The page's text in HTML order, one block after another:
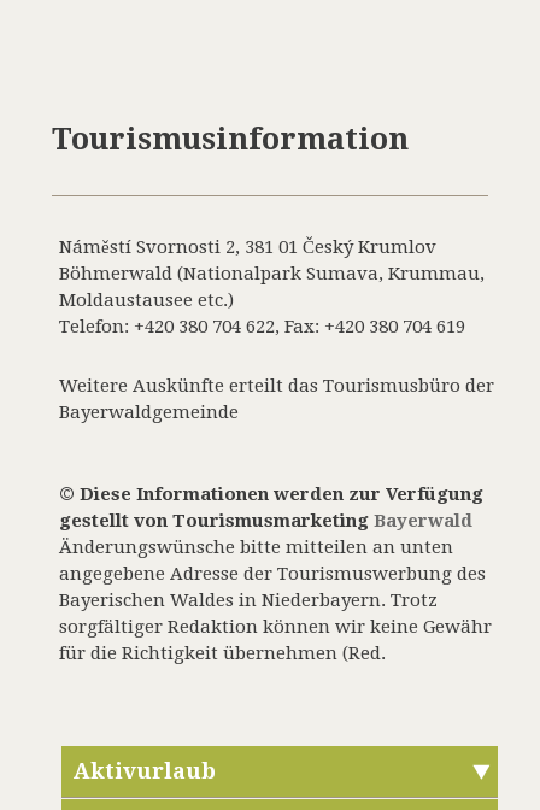
Tourismusinformation
Náměstí Svornosti 2, 381 01 Český Krumlov
Böhmerwald (Nationalpark Sumava, Krummau,
Moldaustausee etc.)
Telefon: +420 380 704 622, Fax: +420 380 704 619
Weitere Auskünfte erteilt das Tourismusbüro der
Bayerwaldgemeinde
© Diese Informationen werden zur Verfügung
gestellt von Tourismusmarketing Bayerwald
Änderungswünsche bitte mitteilen an unten
angegebene Adresse der Tourismuswerbung des
Bayerischen Waldes in Niederbayern. Trotz
sorgfältiger Redaktion können wir keine Gewähr
für die Richtigkeit übernehmen (Red.
Aktivurlaub